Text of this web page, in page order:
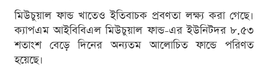
মিউচুয়াল ফান্ড খাতেও ইতিবাচক প্রবণতা লক্ষ্য করা গেছে।
ক্যাপএম আইবিবিএল মিউচুয়াল ফান্ড-এর ইউনিটদর ৮.৫৩
শতাংশ বেড়ে দিনের অন্যতম আলোচিত ফান্ডে পরিণত
হয়েছে।